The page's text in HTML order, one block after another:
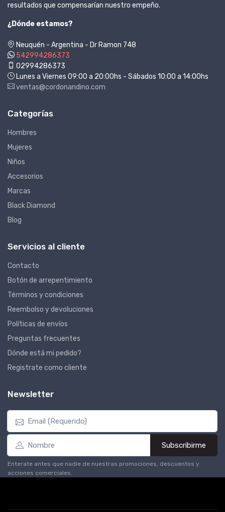
resultados que compensarían nuestro empeño.
¿Dónde estamos?
Neuquén - Argentina - Dr Ramon 748
542994286373
02994286373
Lunes a Viernes 09:00 a 20:00hs - Sábados 10:00 a 14:00hs
ventas@cordonandino.com
Categorías
Hombres
Mujeres
Niños
Accesorios
Marcas
Black Diamond
Blog
Servicios al cliente
Contacto
Botón de arrepentimiento
Términos y condiciones
Reembolso y devoluciones
Políticas de envíos
Preguntas frecuentes
Dónde está mi pedido?
Registrate como cliente
Newsletter
Subscribirme
Enterate antes que nadie de nuestras promociones, descuentos y
acciones comerciales.